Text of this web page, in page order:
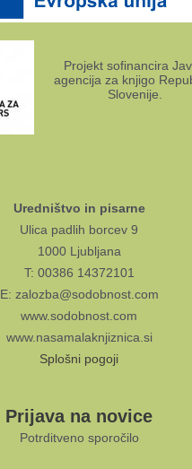
Projekt sofinancira
agencija za knjigo
Slovenije.
Uredništvo in pisarne
Ulica padlih borcev 9
1000 Ljubljana
T: 00386 14372101
E: zalozba@sodobnost.com
www.sodobnost.com
www.nasamalaknjiznica.si
Splošni pogoji
Prijava na novice
Potrditveno sporočilo